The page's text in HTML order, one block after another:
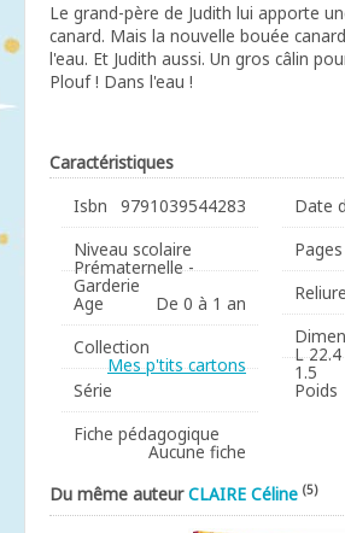
Le grand-père de Judith lui apporte
canard. Mais la nouvelle bouée
l'eau. Et Judith aussi. Un gros câlin
Plouf ! Dans l'eau !
Caractéristiques
Isbn
9791039544283
Niveau scolaire
Prématernelle -
Garderie
Age
De 0 à 1 an
Collection
Mes p'tits cartons
Série
Fiche pédagogique
Aucune fiche
Date
Pages
Reliure
L
1.5
Poids
Du même auteurCLAIRE Céline (5)